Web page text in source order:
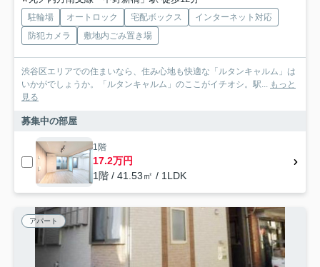
駐輪場 オートロック 宅配ボックス
インターネット対応
防犯カメラ
敷地内ごみ置き場
渋谷区エリアでの住まいなら、住み心地も快適な「ルタンキャルム」は
いかがでしょうか。「ルタンキャルム」のここがイチオシ。駅... もっと
見る
募集中の部屋
1階
17.2万円
1階 / 41.53㎡ / 1LDK
アパート